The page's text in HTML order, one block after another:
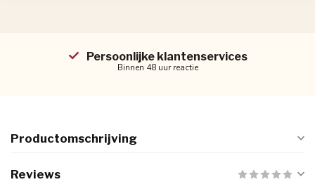
Persoonlijke klantenservices
Binnen 48 uur reactie
Productomschrijving
Reviews